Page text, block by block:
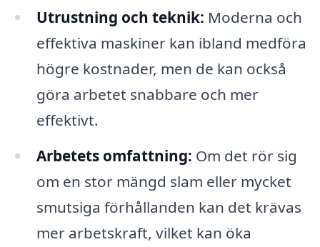
Utrustning och teknik: Moderna och
effektiva maskiner kan ibland medföra
högre kostnader, men de kan också
göra arbetet snabbare och mer
effektivt.
Arbetets omfattning: Om det rör sig
om en stor mängd slam eller mycket
smutsiga förhållanden kan det krävas
mer arbetskraft, vilket kan öka